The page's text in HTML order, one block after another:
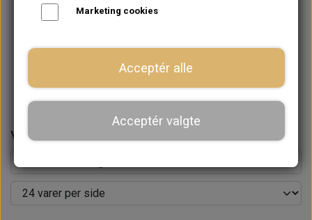
Varer
Marketing cookies
Acceptér alle
Acceptér valgte